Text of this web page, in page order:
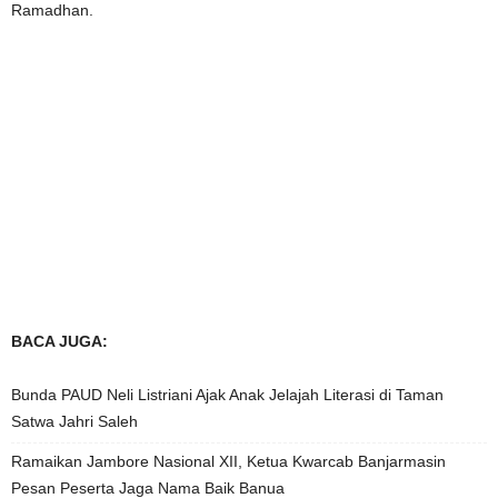
Ramadhan.
BACA JUGA:
Bunda PAUD Neli Listriani Ajak Anak Jelajah Literasi di Taman
Satwa Jahri Saleh
Ramaikan Jambore Nasional XII, Ketua Kwarcab Banjarmasin
Pesan Peserta Jaga Nama Baik Banua